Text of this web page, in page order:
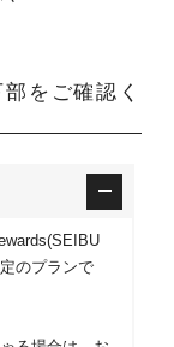
をご確認く
のプランで